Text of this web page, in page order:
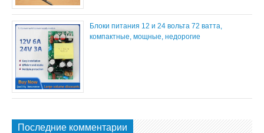
Блоки питания 12 и 24 вольта 72 ватта,
компактные, мощные, недорогие
Последние комментарии